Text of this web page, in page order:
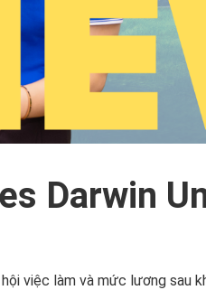
Darwin
việc làm và mức lương sau